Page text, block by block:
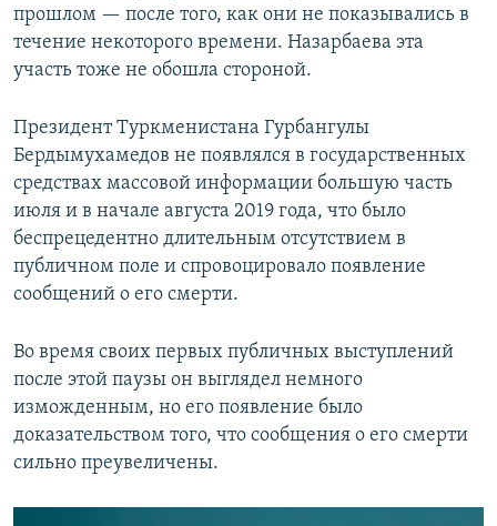
прошлом — после того, как они не показывались в
течение некоторого времени. Назарбаева эта
участь тоже не обошла стороной.
Президент Туркменистана Гурбангулы
Бердымухамедов не появлялся в государственных
средствах массовой информации большую часть
июля и в начале августа 2019 года, что было
беспрецедентно длительным отсутствием в
публичном поле и спровоцировало появление
сообщений о его смерти.
Во время своих первых публичных выступлений
после этой паузы он выглядел немного
изможденным, но его появление было
доказательством того, что сообщения о его смерти
сильно преувеличены.